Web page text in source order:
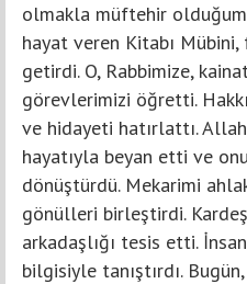
olmakla müftehir
hayat veren Kitabı Mübini,
getirdi. O, Rabbimize,
görevlerimizi öğretti.
ve hidayeti hatırlattı.
hayatıyla beyan etti ve
dönüştürdü. Mekarimi
gönülleri birleştirdi.
arkadaşlığı tesis etti.
bilgisiyle tanıştırdı.